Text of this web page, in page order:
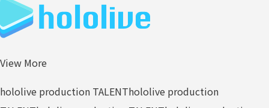
View More
hololive production TALENThololive production